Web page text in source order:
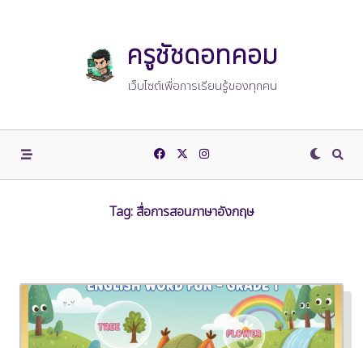
ครูชัชดอทคอม
เว็บไซต์เพื่อการเรียนรู้ของทุกคน
Tag: สื่อการสอนภาษาอังกฤษ